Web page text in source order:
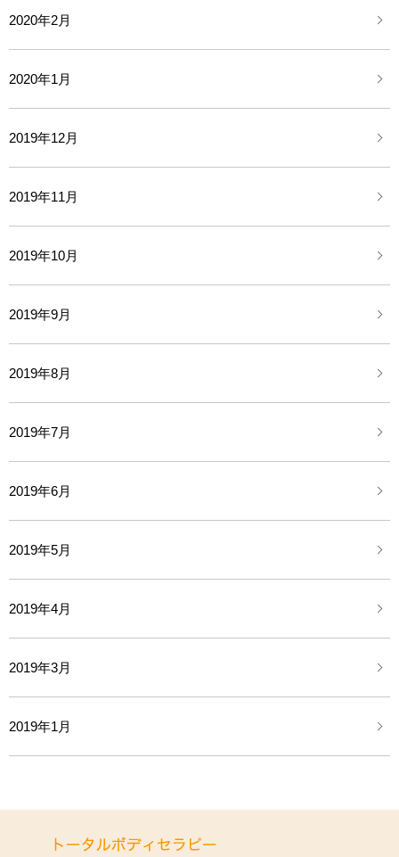
2020年2月
2020年1月
2019年12月
2019年11月
2019年10月
2019年9月
2019年8月
2019年7月
2019年6月
2019年5月
2019年4月
2019年3月
2019年1月